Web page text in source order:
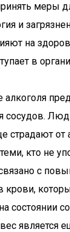
меры
и
на
в
алкоголя
сосудов.
страдают от
кто не
связано с
крови,
состоянии
является